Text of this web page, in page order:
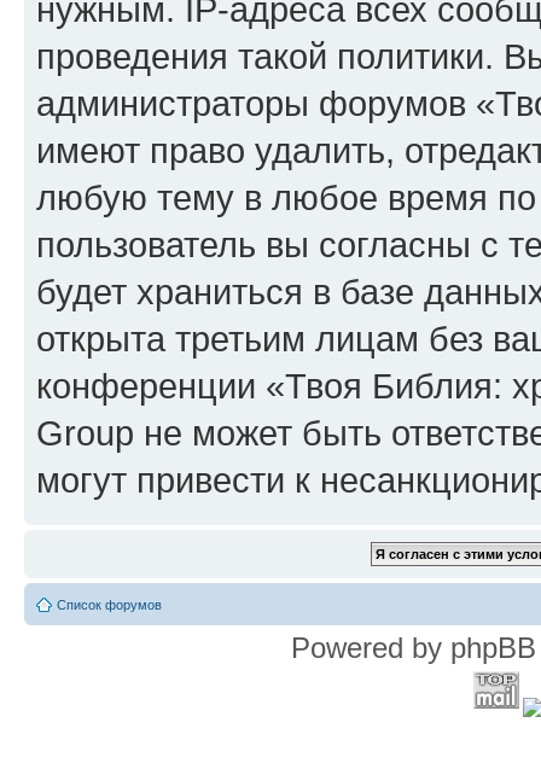
нужным. IP-адреса всех
проведения такой политики.
администраторы форумов
имеют право удалить,
любую тему в любое время
пользователь вы согласны с
будет храниться в базе
открыта третьим лицам без
конференции «Твоя Библия:
Group не может быть
могут привести к
Список форумов
Powered by